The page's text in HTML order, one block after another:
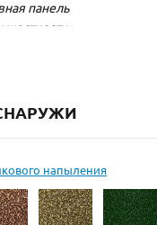
панель
напыления